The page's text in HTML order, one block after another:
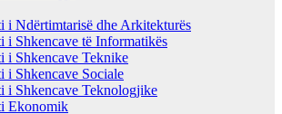
i Ndërtimtarisë dhe Arkitekturës
i Shkencave të Informatikës
i Shkencave Teknike
i Shkencave Sociale
i Shkencave Teknologjike
Ekonomik